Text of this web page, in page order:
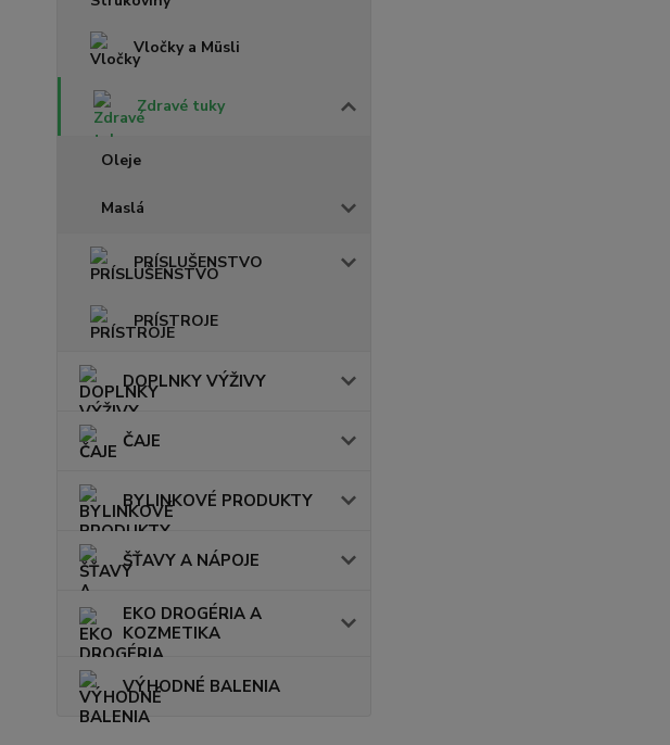
Vločky a Müsli
Zdravé tuky
Oleje
Maslá
PRÍSLUŠENSTVO
PRÍSTROJE
DOPLNKY VÝŽIVY
ČAJE
BYLINKOVÉ PRODUKTY
ŠŤAVY A NÁPOJE
EKO DROGÉRIA A
KOZMETIKA
VÝHODNÉ BALENIA